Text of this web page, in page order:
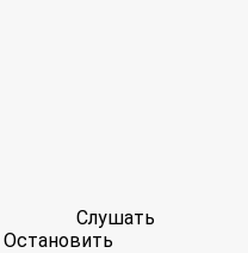
Слушать
Остановить